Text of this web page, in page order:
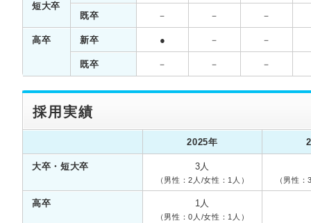
短大卒
既卒 － － －
高卒 新卒 ● － －
既卒 － － －
採用実績
2025年
大卒・短大卒 3人
（男性：2人/女性：1人） （男性
高卒 1人
（男性：0人/女性：1人）